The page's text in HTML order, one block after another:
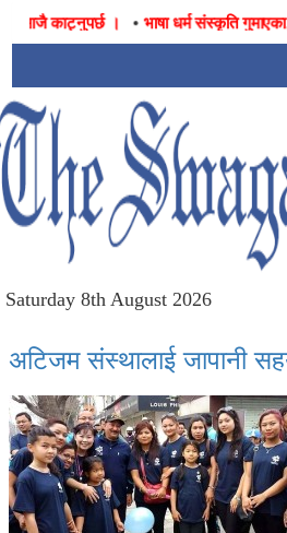
काट्नुपर्छ । • भाषा धर्म संस्कृति गुमाएका,
Saturday 8th August 2026
अटिजम संस्थालाई जापानी